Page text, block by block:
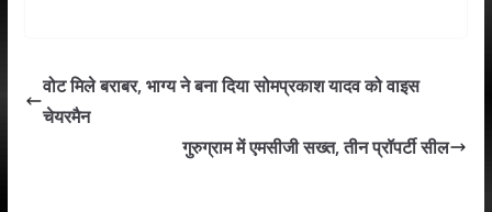
s
A
b er e
n
l e
वोट मिले बराबर, भाग्य ने बना दिया सोमप्रकाश यादव को वाइस
चेयरमैन
गुरुग्राम में एमसीजी सख्त, तीन प्रॉपर्टी सील